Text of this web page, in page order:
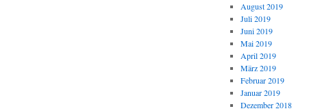
August 2019
Juli 2019
Juni 2019
Mai 2019
April 2019
März 2019
Februar 2019
Januar 2019
Dezember 2018